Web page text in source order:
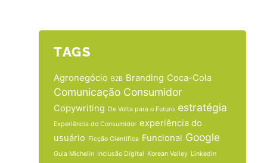
TAGS
Agronegócio B2B Branding Coca-Cola
Comunicação Consumidor
Copywriting De Volta para o Futuro estratégia
Experiência do Consumidor experiência do
usuário Ficção Científica Funcional Google
Guia Michelin Inclusão Digital Korean Valley LinkedIn